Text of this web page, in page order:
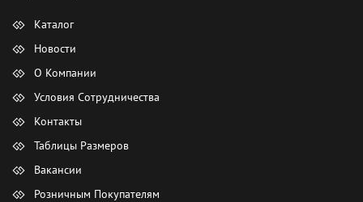
Каталог
Новости
О Компании
Условия Сотрудничества
Контакты
Таблицы Размеров
Вакансии
Розничным Покупателям